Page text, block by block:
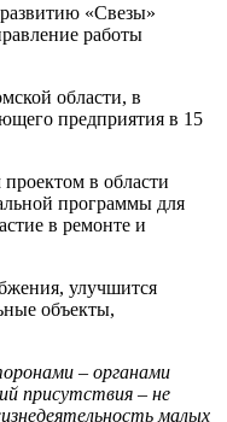
«Свезы»
работы
области, в
предприятия в 15
в области
программы для
в ремонте и
улучшится
объекты,
– органами
присутствия – не
малых